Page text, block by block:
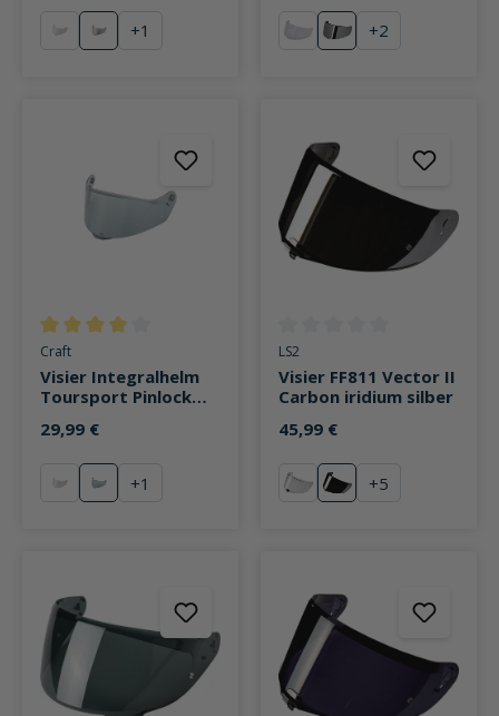
klar silber verspiegelt
+1
klar silber verspiegelt
+2
Durchschnittliche Bewertung von 4 von 5 Sternen
Craft
Visier Integralhelm
Toursport Pinlock
getönt
29,99 €
klar stark getönt
+1
Durchschnittliche Bewertung
LS2
Visier FF811 Vector II
Carbon iridium silber
45,99 €
klar silber verspiegelt
+5